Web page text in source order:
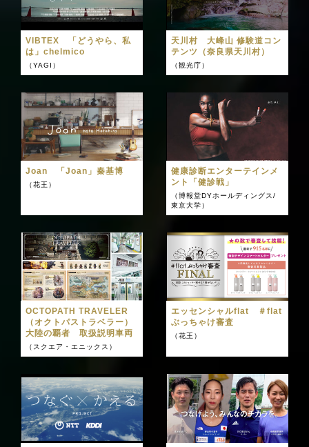
VIBTEX 「どうやら、私
は」chelmico
（YAGI）
天川村 大峰山 修験道コン
テンツ（奈良県天川村）
（観光庁）
Joan 「Joan」秦基博
（花王）
健康診断エンターテインメ
ント「健診戦」
（博報堂DYホールディングス/
東京大学）
OCTOPATH TRAVELER
（オクトパストラベラー）
大陸の覇者 取扱説明車両
（スクエア・エニックス）
エッセンシャルflat ＃flat
ぶっちゃけ審査
（花王）